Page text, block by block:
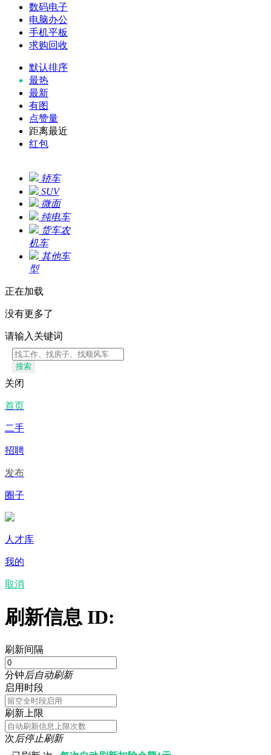
数码电子
电脑办公
手机平板
求购回收
默认排序
最热
最新
有图
点赞量
距离最近
红包
轿车
SUV
微面
纯电车
货车农
机车
其他车
型
正在加载
没有更多了
请输入关键词
搜索
关闭
首页
二手
招聘
发布
圈子
人才库
我的
取消
刷新信息 ID:
刷新间隔
分钟后自动刷新
启用时段
刷新上限
次后停止刷新